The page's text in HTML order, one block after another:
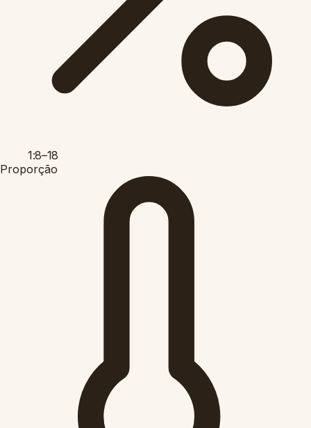
1:8–18
Proporção